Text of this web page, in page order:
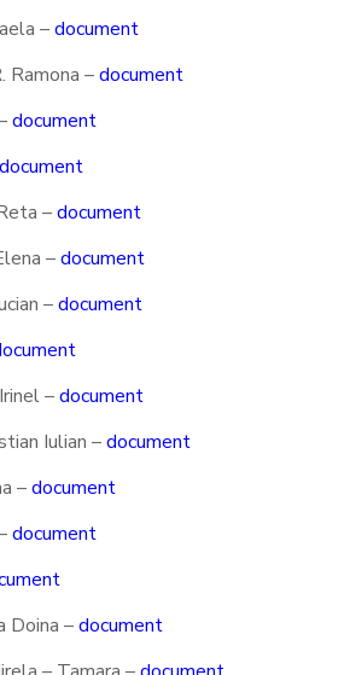
–document
Ramona –document
document
document
–document
–document
–document
–document
Iulian –document
–document
document
Doina –document